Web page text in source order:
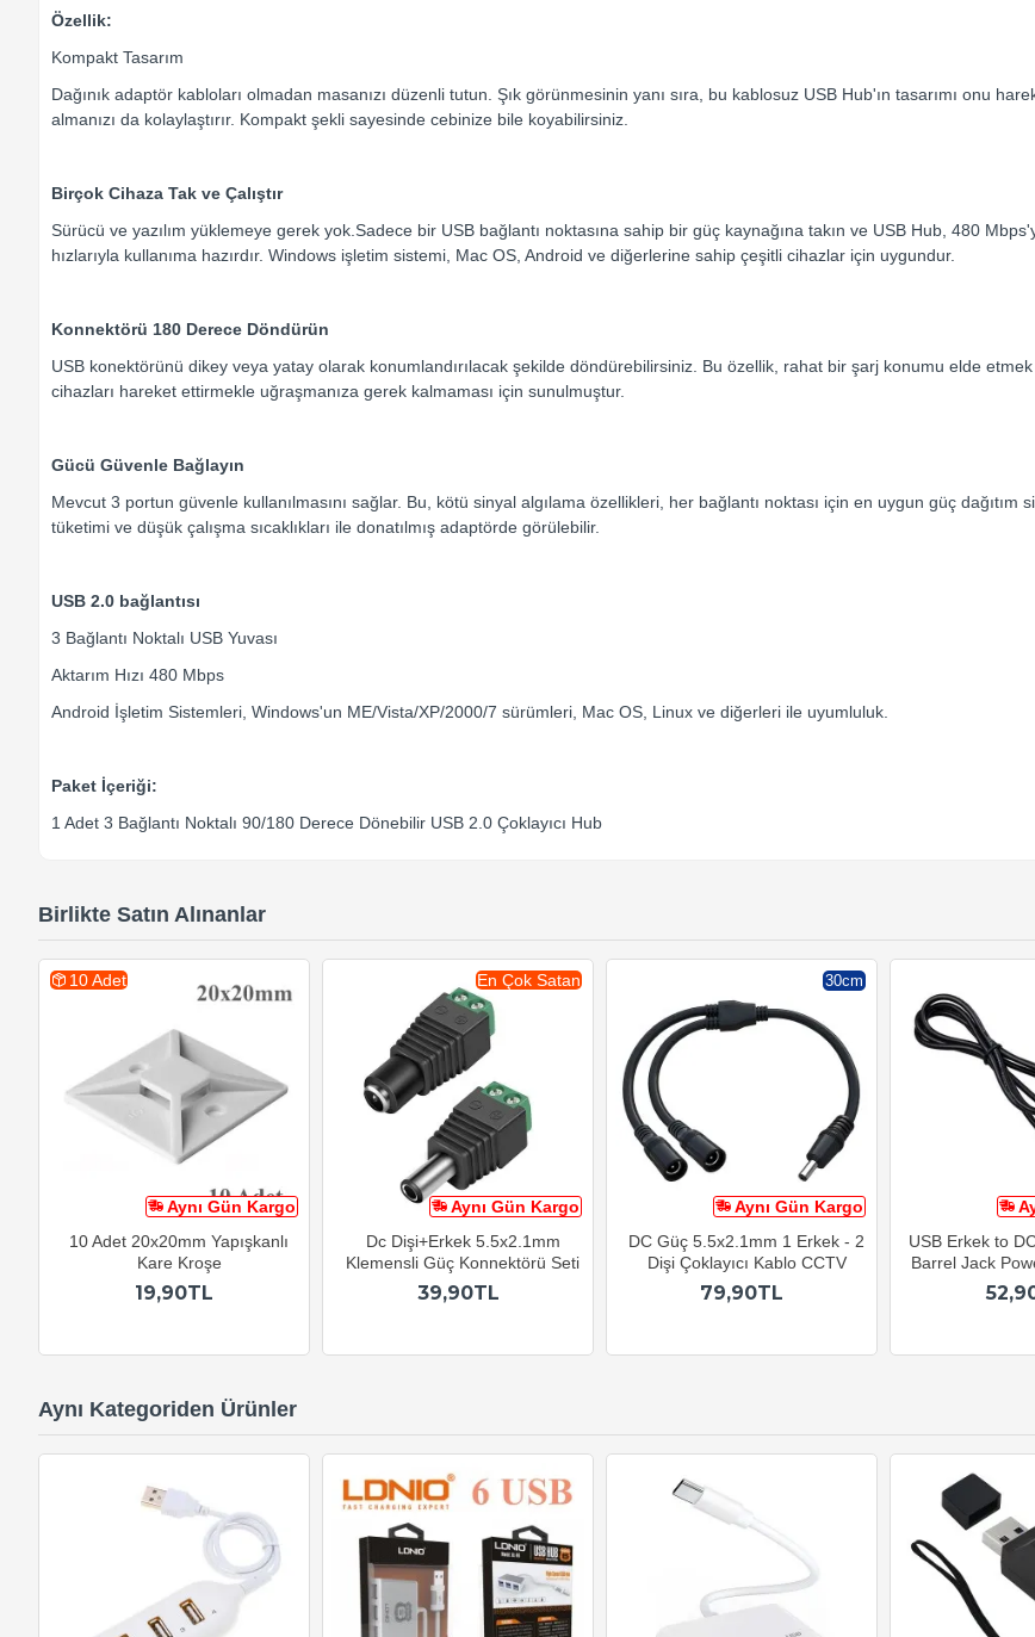
Özellik:
Kompakt Tasarım
Dağınık adaptör kabloları olmadan masanızı düzenli tutun. Şık görünmesinin yanı sıra, bu kablosuz USB Hub'ın tasarımı onu
almanızı da kolaylaştırır. Kompakt şekli sayesinde cebinize bile koyabilirsiniz.
Birçok Cihaza Tak ve Çalıştır
Sürücü ve yazılım yüklemeye gerek yok.Sadece bir USB bağlantı noktasına sahip bir güç kaynağına takın ve USB Hub, 480
hızlarıyla kullanıma hazırdır. Windows işletim sistemi, Mac OS, Android ve diğerlerine sahip çeşitli cihazlar için uygundur.
Konnektörü 180 Derece Döndürün
USB konektörünü dikey veya yatay olarak konumlandırılacak şekilde döndürebilirsiniz. Bu özellik, rahat bir şarj konumu elde etmek
cihazları hareket ettirmekle uğraşmanıza gerek kalmaması için sunulmuştur.
Gücü Güvenle Bağlayın
Mevcut 3 portun güvenle kullanılmasını sağlar. Bu, kötü sinyal algılama özellikleri, her bağlantı noktası için en uygun güç dağıtım
tüketimi ve düşük çalışma sıcaklıkları ile donatılmış adaptörde görülebilir.
USB 2.0 bağlantısı
3 Bağlantı Noktalı USB Yuvası
Aktarım Hızı 480 Mbps
Android İşletim Sistemleri, Windows'un ME/Vista/XP/2000/7 sürümleri, Mac OS, Linux ve diğerleri ile uyumluluk.
Paket İçeriği:
1 Adet 3 Bağlantı Noktalı 90/180 Derece Dönebilir USB 2.0 Çoklayıcı Hub
Birlikte Satın Alınanlar
Aynı Gün Kargo
10 Adet
10 Adet 20x20mm Yapışkanlı
Kare Kroşe
19,90TL
Aynı Gün Kargo
En Çok Satan
Dc Dişi+Erkek 5.5x2.1mm
Klemensli Güç Konnektörü Seti
39,90TL
Aynı Gün Kargo
30cm
DC Güç 5.5x2.1mm 1 Erkek - 2
Dişi Çoklayıcı Kablo CCTV
79,90TL
USB Erkek to
Barrel Jack
Aynı Kategoriden Ürünler